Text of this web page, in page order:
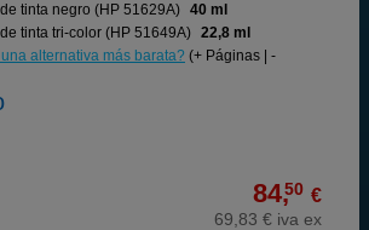
tinta negro (HP 51629A) 40 ml
tinta tri-color (HP 51649A) 22,8 ml
alternativa más barata? (+ Páginas | -
84,50 €
69,83 € iva ex